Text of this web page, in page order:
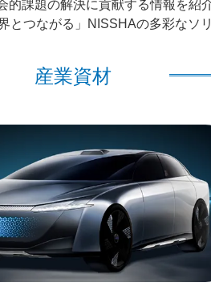
的課題の解決に貢献する情報を紹
とつながる」NISSHAの多彩なソ
産業資材